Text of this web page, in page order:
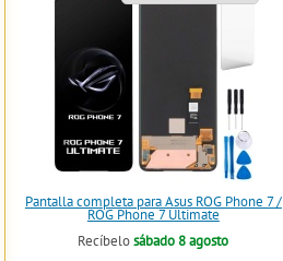
Pantalla completa para Asus ROG Phone 7 /
ROG Phone 7 Ultimate
Recíbelosábado 8 agosto